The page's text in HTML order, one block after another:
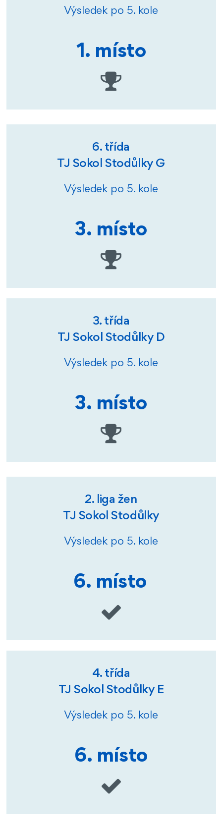
Výsledek po 5. kole
1. místo
6. třída
TJ Sokol Stodůlky G
Výsledek po 5. kole
3. místo
3. třída
TJ Sokol Stodůlky D
Výsledek po 5. kole
3. místo
2. liga žen
TJ Sokol Stodůlky
Výsledek po 5. kole
6. místo
4. třída
TJ Sokol Stodůlky E
Výsledek po 5. kole
6. místo